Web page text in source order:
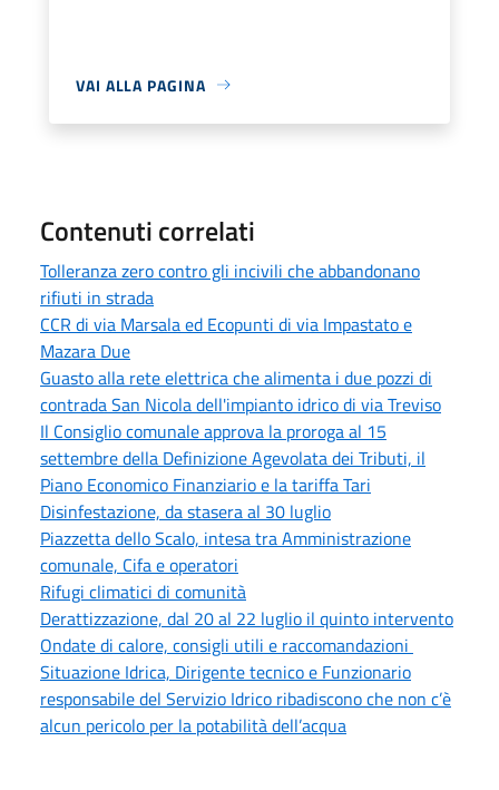
VAI ALLA PAGINA
Contenuti correlati
Tolleranza zero contro gli incivili che abbandonano
rifiuti in strada
CCR di via Marsala ed Ecopunti di via Impastato e
Mazara Due
Guasto alla rete elettrica che alimenta i due pozzi di
contrada San Nicola dell'impianto idrico di via Treviso
Il Consiglio comunale approva la proroga al 15
settembre della Definizione Agevolata dei Tributi, il
Piano Economico Finanziario e la tariffa Tari
Disinfestazione, da stasera al 30 luglio
Piazzetta dello Scalo, intesa tra Amministrazione
comunale, Cifa e operatori
Rifugi climatici di comunità
Derattizzazione, dal 20 al 22 luglio il quinto intervento
Ondate di calore, consigli utili e raccomandazioni
Situazione Idrica, Dirigente tecnico e Funzionario
responsabile del Servizio Idrico ribadiscono che non c’è
alcun pericolo per la potabilità dell’acqua